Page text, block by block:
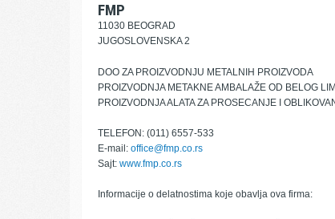
FMP
11030 BEOGRAD
JUGOSLOVENSKA 2
DOO ZA PROIZVODNJU METALNIH PROIZVODA
PROIZVODNJA METAKNE AMBALAŽE OD BELOG
PROIZVODNJA ALATA ZA PROSECANJE I
TELEFON: (011) 6557-533
E-mail: office@fmp.co.rs
Sajt: www.fmp.co.rs
Informacije o delatnostima koje obavlja ova firma: